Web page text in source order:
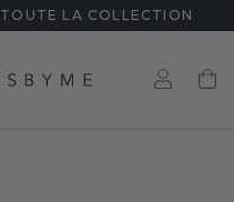
LA COLLECTION